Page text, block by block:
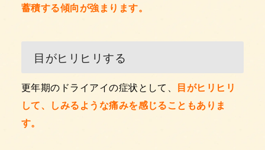
蓄積する傾向が強まります。
目がヒリヒリする
更年期のドライアイの症状として、 目がヒリヒリ
して、しみるような痛みを感じることもありま
す。